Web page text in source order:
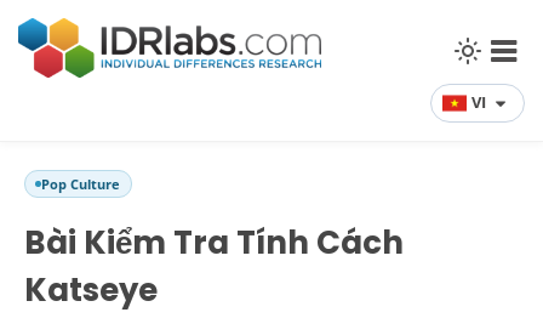
VI
Pop Culture
Bài Kiểm Tra Tính Cách
Katseye